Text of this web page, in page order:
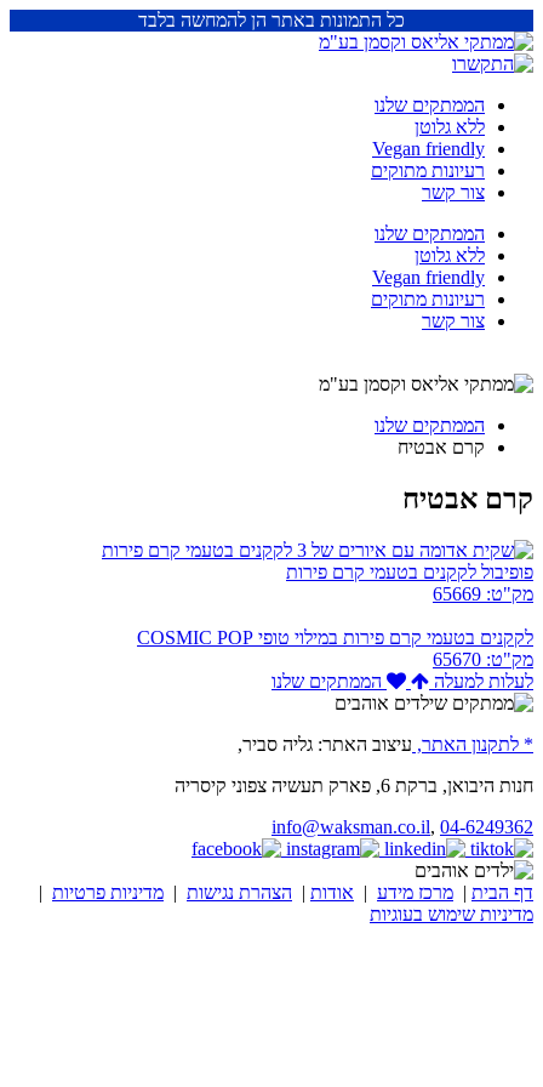
כל התמונות באתר הן להמחשה בלבד
הממתקים שלנו
ללא גלוטן
Vegan friendly
רעיונות מתוקים
צור קשר
הממתקים שלנו
ללא גלוטן
Vegan friendly
רעיונות מתוקים
צור קשר
הממתקים שלנו
קרם אבטיח
קרם אבטיח
פופיבול לקקנים בטעמי קרם פירות
מק"ט: 65669
לקקנים בטעמי קרם פירות במילוי טופי COSMIC POP
מק"ט: 65670
לעלות למעלה
הממתקים שלנו
* לתקנון האתר, עיצוב האתר: גליה סביר,
חנות היבואן, ברקת 6, פארק תעשיה צפוני קיסריה
info@waksman.co.il, 04-6249362
דף הבית | מרכז מידע | אודות | הצהרת נגישות | מדיניות פרטיות |
מדיניות שימוש בעוגיות